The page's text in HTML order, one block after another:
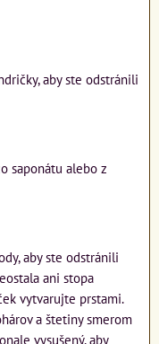
aby ste odstránili
saponátu alebo z
aby ste odstránili
ani stopa
vytvarujte prstami.
a štetiny smerom
vysušený, aby